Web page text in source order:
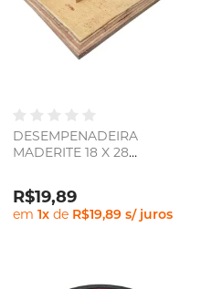
DESEMPENADEIRA
MADERITE 18 X 28
R$19,89
em1x de R$19,89 s/ juros